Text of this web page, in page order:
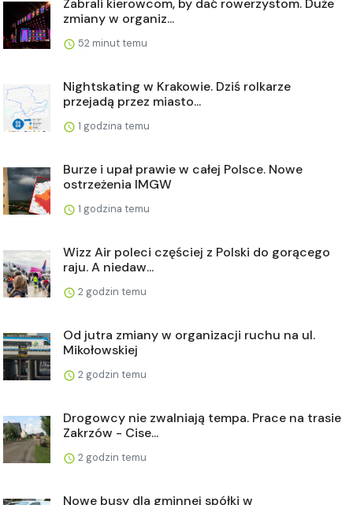
Zabrali kierowcom, by dać rowerzystom. Duże
zmiany w organiz...
52 minut temu
Nightskating w Krakowie. Dziś rolkarze
przejadą przez miasto...
1 godzina temu
Burze i upał prawie w całej Polsce. Nowe
ostrzeżenia IMGW
1 godzina temu
Wizz Air poleci częściej z Polski do gorącego
raju. A niedaw...
2 godzin temu
Od jutra zmiany w organizacji ruchu na ul.
Mikołowskiej
2 godzin temu
Drogowcy nie zwalniają tempa. Prace na trasie
Zakrzów - Cise...
2 godzin temu
Nowe busy dla gminnej spółki w